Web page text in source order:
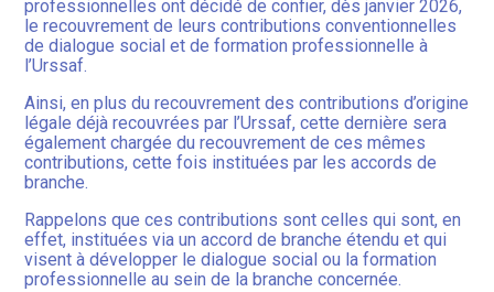
professionnelles ont décidé de confier, dès janvier 2026,
le recouvrement de leurs contributions conventionnelles
de dialogue social et de formation professionnelle à
l’Urssaf.
Ainsi, en plus du recouvrement des contributions d’origine
légale déjà recouvrées par l’Urssaf, cette dernière sera
également chargée du recouvrement de ces mêmes
contributions, cette fois instituées par les accords de
branche.
Rappelons que ces contributions sont celles qui sont, en
effet, instituées via un accord de branche étendu et qui
visent à développer le dialogue social ou la formation
professionnelle au sein de la branche concernée.